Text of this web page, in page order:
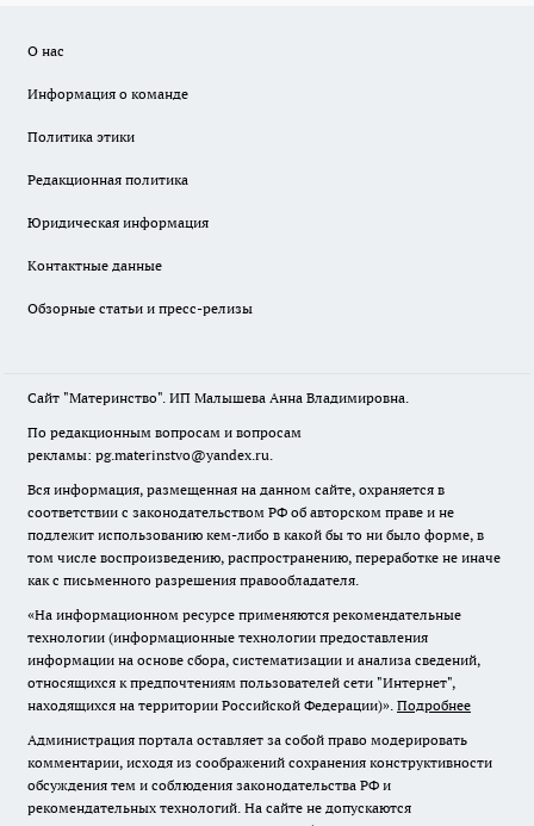
О нас
Информация о команде
Политика этики
Редакционная политика
Юридическая информация
Контактные данные
Обзорные статьи и пресс-релизы
Сайт "Материнство". ИП Малышева Анна Владимировна.
По редакционным вопросам и вопросам
рекламы: pg.materinstvo@yandex.ru.
Вся информация, размещенная на данном сайте, охраняется в
соответствии с законодательством РФ об авторском праве и не
подлежит использованию кем-либо в какой бы то ни было форме, в
том числе воспроизведению, распространению, переработке не иначе
как с письменного разрешения правообладателя.
«На информационном ресурсе применяются рекомендательные
технологии (информационные технологии предоставления
информации на основе сбора, систематизации и анализа сведений,
относящихся к предпочтениям пользователей сети "Интернет",
находящихся на территории Российской Федерации)». Подробнее
Администрация портала оставляет за собой право модерировать
комментарии, исходя из соображений сохранения конструктивности
обсуждения тем и соблюдения законодательства РФ и
рекомендательных технологий. На сайте не допускаются